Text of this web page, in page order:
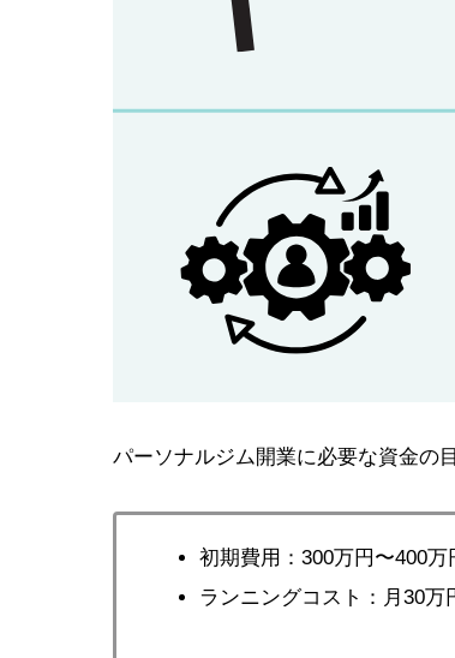
パーソナルジム開業に必要な資金の
初期費用：300万円〜400万
ランニングコスト：月30万